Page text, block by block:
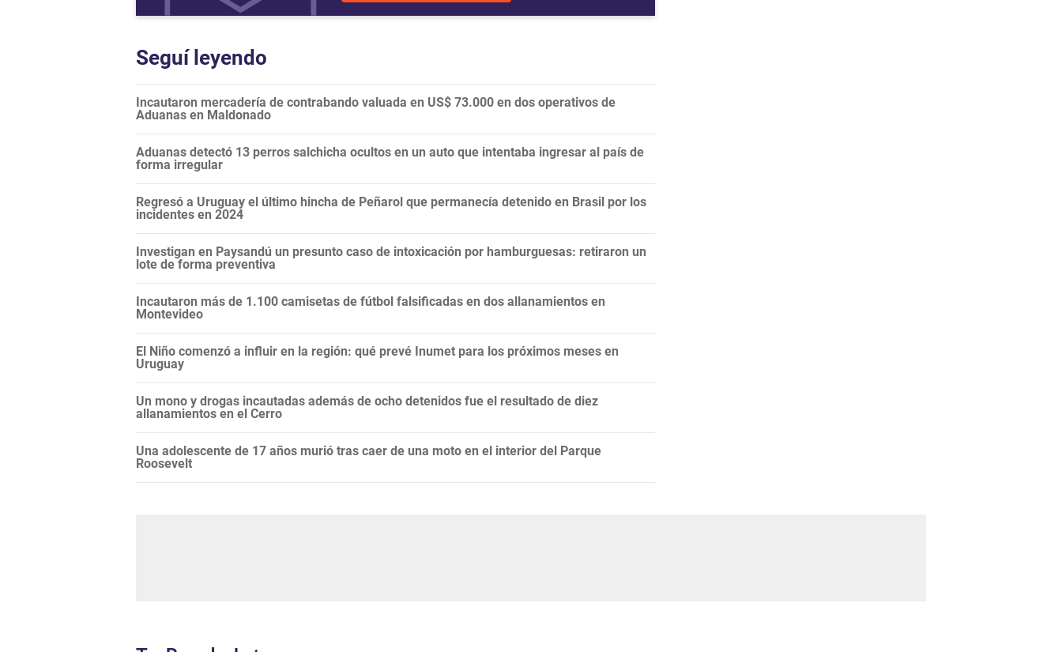
Seguí leyendo
Incautaron mercadería de contrabando valuada en US$ 73.000 en dos operativos de
Aduanas en Maldonado
Aduanas detectó 13 perros salchicha ocultos en un auto que intentaba ingresar al país de
forma irregular
Regresó a Uruguay el último hincha de Peñarol que permanecía detenido en Brasil por los
incidentes en 2024
Investigan en Paysandú un presunto caso de intoxicación por hamburguesas: retiraron un
lote de forma preventiva
Incautaron más de 1.100 camisetas de fútbol falsificadas en dos allanamientos en
Montevideo
El Niño comenzó a influir en la región: qué prevé Inumet para los próximos meses en
Uruguay
Un mono y drogas incautadas además de ocho detenidos fue el resultado de diez
allanamientos en el Cerro
Una adolescente de 17 años murió tras caer de una moto en el interior del Parque
Roosevelt